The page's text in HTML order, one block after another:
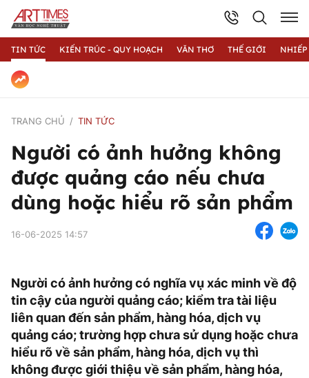
TIN TỨC KIẾN TRÚC - QUY HOẠCH VĂN THƠ THẾ GIỚI
TRANG CHỦ TIN TỨC
Người có ảnh hưởng không
được quảng cáo nếu chưa
dùng hoặc hiểu rõ sản phẩm
16-06-2025 14:57
Người có ảnh hưởng có nghĩa vụ xác minh về độ
tin cậy của người quảng cáo; kiểm tra tài liệu
liên quan đến sản phẩm, hàng hóa, dịch vụ
quảng cáo; trường hợp chưa sử dụng hoặc chưa
hiểu rõ về sản phẩm, hàng hóa, dịch vụ thì
không được giới thiệu về sản phẩm, hàng hóa,